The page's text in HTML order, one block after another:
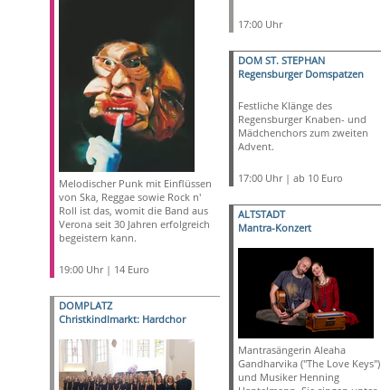
Melodischer Punk mit Einflüssen
von Ska, Reggae sowie Rock n'
Roll ist das, womit die Band aus
Verona seit 30 Jahren erfolgreich
begeistern kann.
19:00 Uhr | 14 Euro
DOMPLATZ
Christkindlmarkt: Hardchor
17:00 Uhr
DOM ST. STEPHAN
Regensburger Domspatzen
Festliche Klänge des
Regensburger Knaben- und
Mädchenchors zum zweiten
Advent.
17:00 Uhr | ab 10 Euro
ALTSTADT
Mantra-Konzert
Mantrasängerin Aleaha
Gandharvika ("The Love Keys")
und Musiker Henning